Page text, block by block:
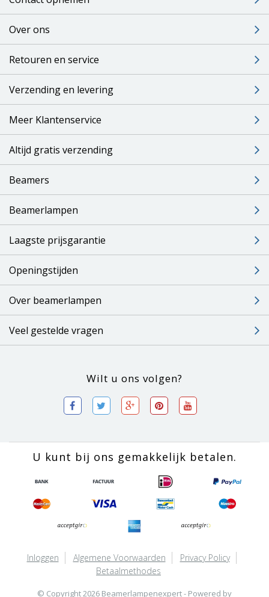
Over ons
Retouren en service
Verzending en levering
Meer Klantenservice
Altijd gratis verzending
Beamers
Beamerlampen
Laagste prijsgarantie
Openingstijden
Over beamerlampen
Veel gestelde vragen
Wilt u ons volgen?
U kunt bij ons gemakkelijk betalen.
Inloggen Algemene Voorwaarden
Privacy Policy
Betaalmethodes
© Copyright 2026 Beamerlampenexpert - Powered by